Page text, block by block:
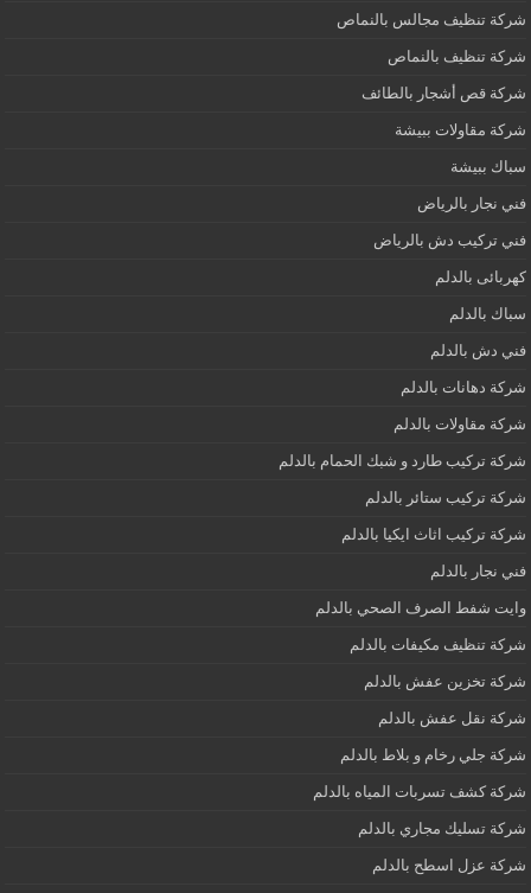
شركة تنظيف مجالس بالنماص
شركة تنظيف بالنماص
شركة قص أشجار بالطائف
شركة مقاولات ببيشة
سباك ببيشة
فني نجار بالرياض
فني تركيب دش بالرياض
كهربائى بالدلم
سباك بالدلم
فني دش بالدلم
شركة دهانات بالدلم
شركة مقاولات بالدلم
شركة تركيب طارد و شبك الحمام بالدلم
شركة تركيب ستائر بالدلم
شركة تركيب اثاث ايكيا بالدلم
فني نجار بالدلم
وايت شفط الصرف الصحي بالدلم
شركة تنظيف مكيفات بالدلم
شركة تخزين عفش بالدلم
شركة نقل عفش بالدلم
شركة جلي رخام و بلاط بالدلم
شركة كشف تسربات المياه بالدلم
شركة تسليك مجاري بالدلم
شركة عزل اسطح بالدلم